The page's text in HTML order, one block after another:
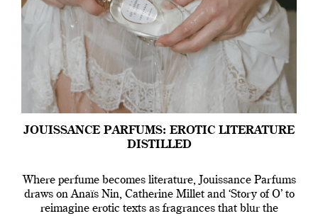
JOUISSANCE PARFUMS: EROTIC LITERATURE
DISTILLED
Where perfume becomes literature, Jouissance Parfums
draws on Anaïs Nin, Catherine Millet and ‘Story of O’ to
reimagine erotic texts as fragrances that blur the